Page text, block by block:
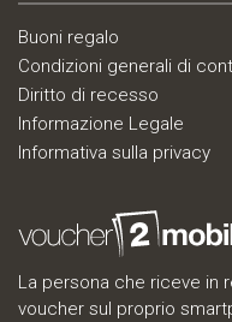
Buoni regalo
Condizioni generali di
Diritto di recesso
Informazione Legale
Informativa sulla privacy
La persona che riceve in
voucher sul proprio